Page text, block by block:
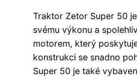
Traktor Zetor Super 50
svému výkonu a
motorem, který
konstrukci se snadno
Super 50 je také